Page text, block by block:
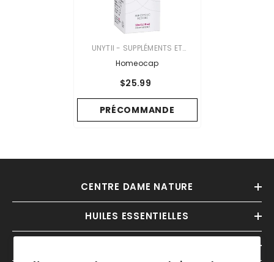
VENDOR:
UNYTII - SUPPLÉMENTS ET
PRODUITS NATURELS
Homeocap
$25.99
PRÉCOMMANDE
CENTRE DAME NATURE
HUILES ESSENTIELLES